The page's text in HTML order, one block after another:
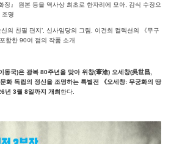
징』 원본 등을 역사상 최초로 한자리에 모아, 감식 수장으
조명
의 친필 편지’, 신사임당의 그림, 이건희 컬렉션의 《무구
함한 90여 점의 작품 소개
동국)은 광복 80주년을 맞아 위창(葦滄) 오세창(吳世昌,
화 독립의 정신을 조명하는 특별전 《오세창: 무궁화의 땅
년 3월 8일까지 개최한다.